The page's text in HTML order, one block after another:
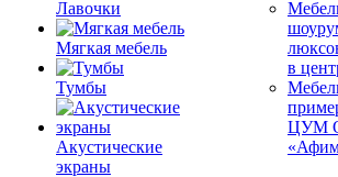
Лавочки
Мягкая мебель
Тумбы
Акустические
экраны
в
ЦУМ